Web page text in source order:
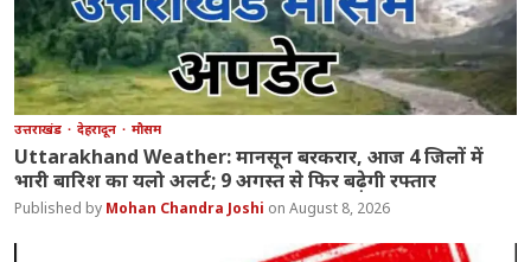
उत्तराखंड देहरादून मौसम
Uttarakhand Weather: मानसून बरकरार, आज 4 जिलों में
भारी बारिश का यलो अलर्ट; 9 अगस्त से फिर बढ़ेगी रफ्तार
Mohan Chandra Joshi August 8, 2026